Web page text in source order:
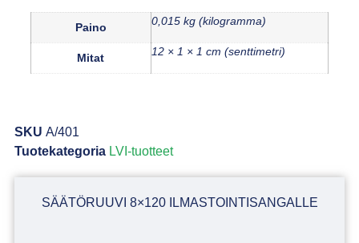
Paino 0,015 kg (kilogramma)
Mitat 12 × 1 × 1 cm (senttimetri)
SKU A/401
Tuotekategoria LVI-tuotteet
SÄÄTÖRUUVI 8×120 ILMASTOINTISANGALLE